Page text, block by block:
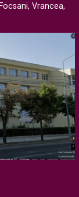
Vrancea,